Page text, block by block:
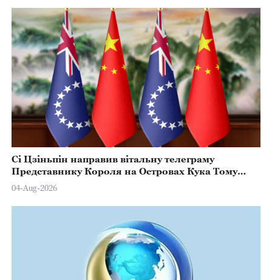
Сі Цзіньпін направив вітальну телеграму
Представнику Короля на Островах Кука Тому
Марстерсу з нагоди Дня Конституції
04-Aug-2026